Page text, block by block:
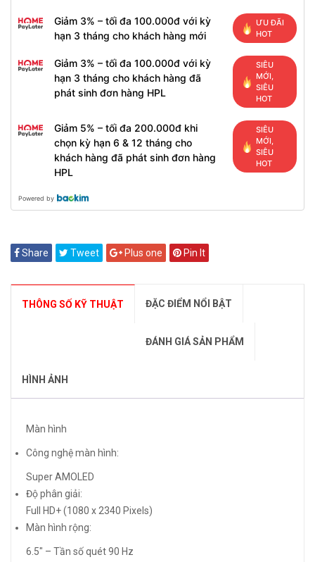
Giảm 3% – tối đa 100.000đ với kỳ
hạn 3 tháng cho khách hàng mới
ƯU ĐÃI
HOT
Giảm 3% – tối đa 100.000đ với kỳ
hạn 3 tháng cho khách hàng đã
phát sinh đơn hàng HPL
SIÊU
MỚI,
SIÊU
HOT
Giảm 5% – tối đa 200.000đ khi
chọn kỳ hạn 6 & 12 tháng cho
khách hàng đã phát sinh đơn hàng
HPL
SIÊU
MỚI,
SIÊU
HOT
Powered by
Share Tweet Plus one Pin It
THÔNG SỐ KỸ THUẬT ĐẶC ĐIỂM NỔI BẬT
ĐÁNH GIÁ SẢN PHẨM
HÌNH ẢNH
Màn hình
Công nghệ màn hình:
Super AMOLED
Độ phân giải:
Full HD+ (1080 x 2340 Pixels)
Màn hình rộng:
6.5″ – Tần số quét 90 Hz